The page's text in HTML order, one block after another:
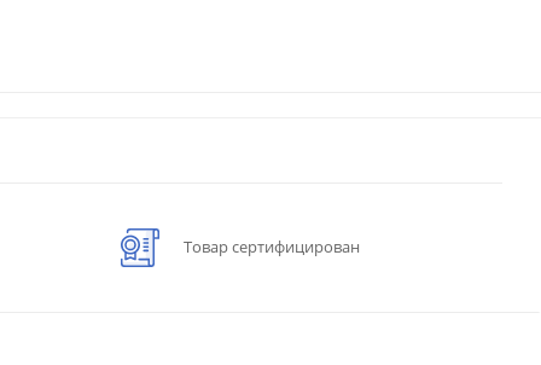
Товар сертифицирован